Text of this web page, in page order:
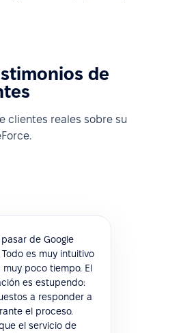
de
clientes reales sobre su
de Google
es muy intuitivo
poco tiempo. El
es estupendo:
a responder a
el proceso.
el servicio de